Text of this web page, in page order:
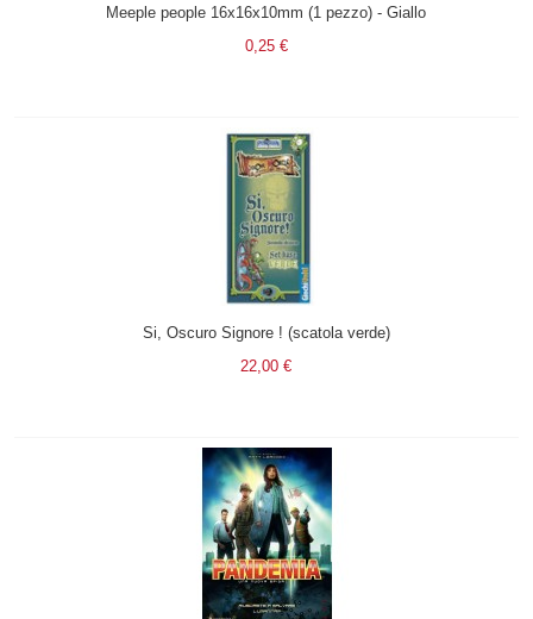
Meeple people 16x16x10mm (1 pezzo) - Giallo
0,25 €
Si, Oscuro Signore ! (scatola verde)
22,00 €